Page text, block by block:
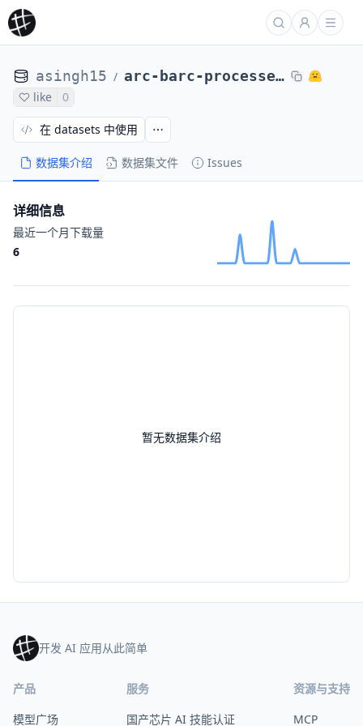
asingh15 / arc-barc-processed-direct-max4k-gpt5.2abstractions-rephrased-qwensols-0104-44of64
like 0
数据集介绍 数据集文件 Issues
在 datasets 中使用
暂无数据集介绍
详细信息
最近一个月下载量
6
开发 AI 应用从此简单
产品
模型广场
服务
国产芯片 AI 技能认证
资源与支持
MCP